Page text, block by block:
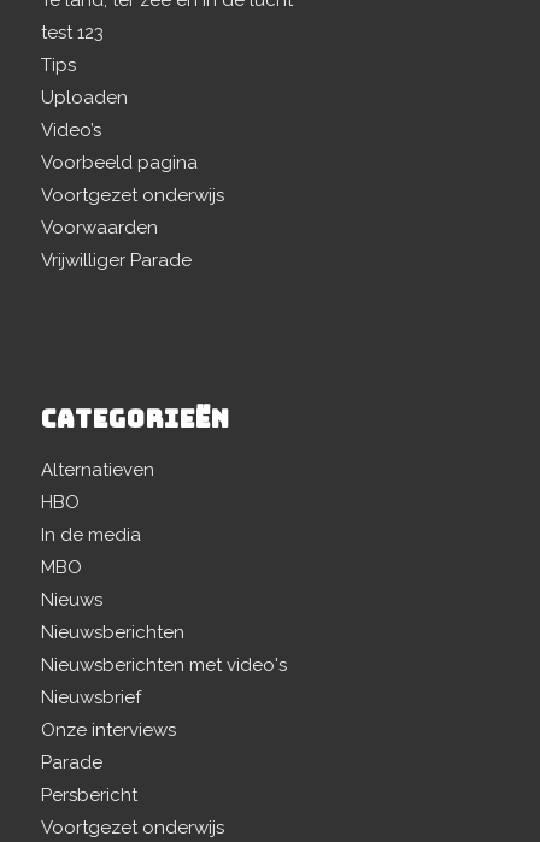
test 123
Tips
Uploaden
Video’s
Voorbeeld pagina
Voortgezet onderwijs
Voorwaarden
Vrijwilliger Parade
CATEGORIEËN
Alternatieven
HBO
In de media
MBO
Nieuws
Nieuwsberichten
Nieuwsberichten met video's
Nieuwsbrief
Onze interviews
Parade
Persbericht
Voortgezet onderwijs